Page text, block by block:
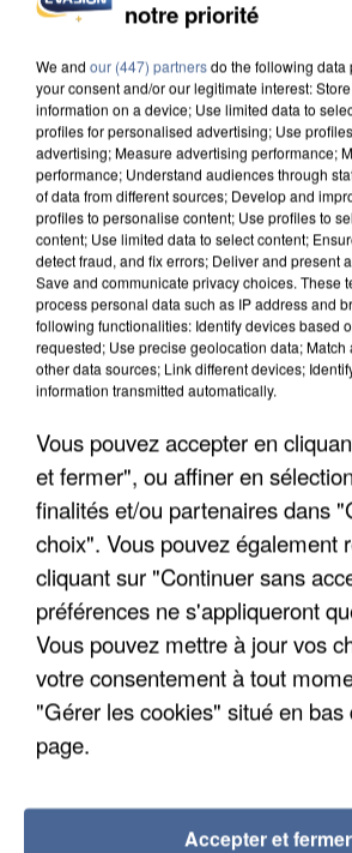
DE SOLIDARITÉ AVEC LES...
APRÈS TOUTES CES
DE FAUNE SAUVAGE SONT...
notre priorité
We and our (447) partnersdo the following data
your consent and/or our legitimate interest:
information on a device; Use limited data to
profiles for personalised advertising; Use
advertising; Measure advertising performance;
performance; Understand audiences through
of data from different sources; Develop and
profiles to personalise content; Use profiles to
content; Use limited data to select content;
detect fraud, and fix errors; Deliver and present
Save and communicate privacy choices. These
process personal data such as IP address and
following functionalities: Identify devices based
requested; Use precise geolocation data;
other data sources; Link different devices;
information transmitted automatically.
Vous pouvez accepter en
et fermer", ou affiner en
finalités et/ou partenaires dans
choix". Vous pouvez également
cliquant sur "Continuer sans
préférences ne s'appliqueront
Vous pouvez mettre à jour vos
votre consentement à tout
"Gérer les cookies" situé en bas
page.
Accepter et fermer